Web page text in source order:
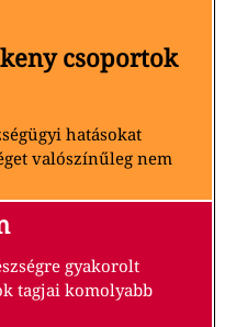
csoportok
hatásokat
valószínűleg nem
gyakorolt
tagjai komolyabb